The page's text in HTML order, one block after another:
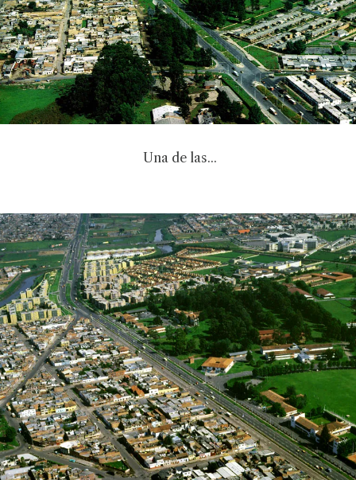
Una de las...